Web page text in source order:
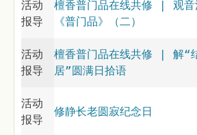
活动
报导
檀香普门品在线共修 | 观音
《普门品》（二）
活动
报导
檀香普门品在线共修 | 解“
居”圆满日拾语
活动
报导
修静长老圆寂纪念日